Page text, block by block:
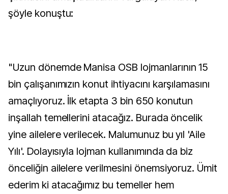
şöyle konuştu:
"Uzun dönemde Manisa OSB lojmanlarının 15
bin çalışanımızın konut ihtiyacını karşılamasını
amaçlıyoruz. İlk etapta 3 bin 650 konutun
inşallah temellerini atacağız. Burada öncelik
yine ailelere verilecek. Malumunuz bu yıl 'Aile
Yılı'. Dolayısıyla lojman kullanımında da biz
önceliğin ailelere verilmesini önemsiyoruz. Ümit
ederim ki atacağımız bu temeller hem